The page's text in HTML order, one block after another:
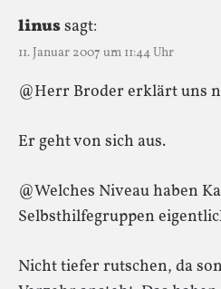
linussagt:
11. Januar 2007 um 11:44 Uhr
@Herr Broder erklärt uns
Er geht von sich aus.
@Welches Niveau haben
Selbsthilfegruppen
Nicht tiefer rutschen, da